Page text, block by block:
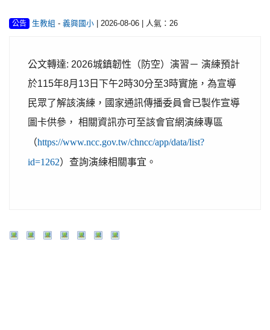
公告 生教組 - 義興國小| 2026-08-06 | 人氣：26
公文轉達: 2026城鎮韌性（防空）演習－ 演練預計
於115年8月13日下午2時30分至3時實施，為宣導
民眾了解該演練，國家通訊傳播委員會已製作宣導
圖卡供參， 相關資訊亦可至該會官網演練專區
（https://www.ncc.gov.tw/chncc/app/data/list?
id=1262）查詢演練相關事宜。